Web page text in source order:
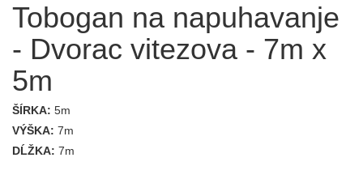
Tobogan na napuhavanje
- Dvorac vitezova - 7m x
5m
ŠÍRKA: 5m
VÝŠKA: 7m
DĹŽKA: 7m